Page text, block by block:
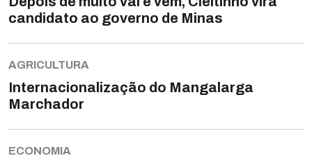
candidato ao governo de Minas
AGRICULTURA
Internacionalização do Mangalarga
Marchador
ECONOMIA